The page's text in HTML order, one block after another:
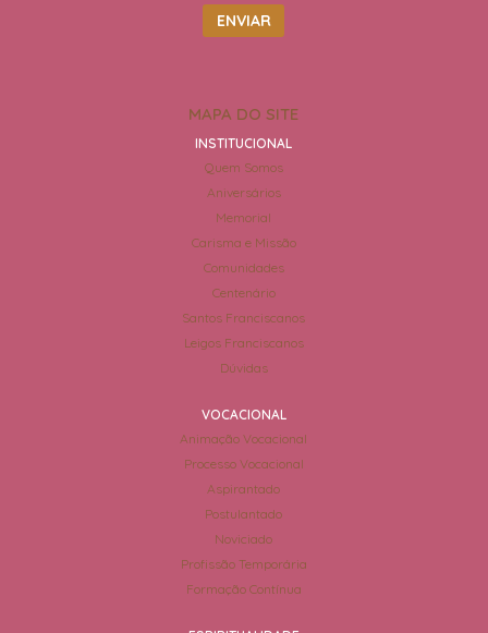
MAPA DO SITE
INSTITUCIONAL
Quem Somos
Aniversários
Memorial
Carisma e Missão
Comunidades
Centenário
Santos Franciscanos
Leigos Franciscanos
Dúvidas
VOCACIONAL
Animação Vocacional
Processo Vocacional
Aspirantado
Postulantado
Noviciado
Profissão Temporária
Formação Contínua